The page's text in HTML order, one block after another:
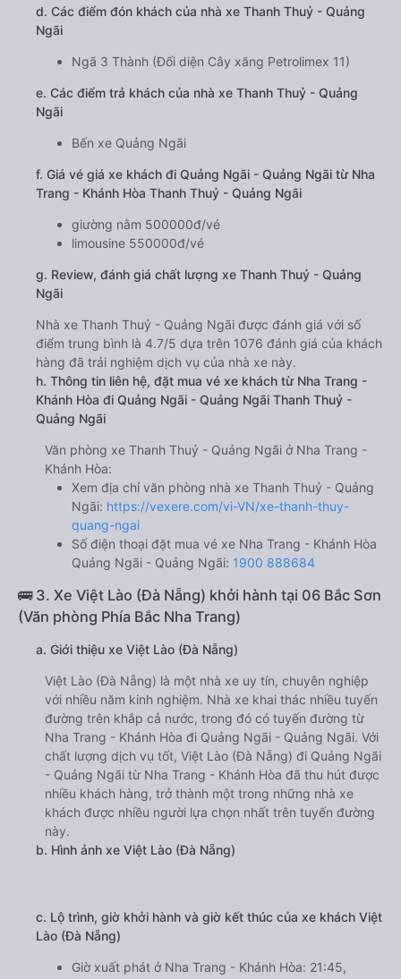
d. Các điểm đón khách của nhà xe Thanh Thuỷ - Quảng
Ngãi
Ngã 3 Thành (Đối diện Cây xăng Petrolimex 11)
e. Các điểm trả khách của nhà xe Thanh Thuỷ - Quảng
Ngãi
Bến xe Quảng Ngãi
f. Giá vé giá xe khách đi Quảng Ngãi - Quảng Ngãi từ Nha
Trang - Khánh Hòa Thanh Thuỷ - Quảng Ngãi
giường nằm 500000đ/vé
limousine 550000đ/vé
g. Review, đánh giá chất lượng xe Thanh Thuỷ - Quảng
Ngãi
Nhà xe Thanh Thuỷ - Quảng Ngãi được đánh giá với số
điểm trung bình là 4.7/5 dựa trên 1076 đánh giá của khách
hàng đã trải nghiệm dịch vụ của nhà xe này.
h. Thông tin liên hệ, đặt mua vé xe khách từ Nha Trang -
Khánh Hòa đi Quảng Ngãi - Quảng Ngãi Thanh Thuỷ -
Quảng Ngãi
Văn phòng xe Thanh Thuỷ - Quảng Ngãi ở Nha Trang -
Khánh Hòa:
Xem địa chỉ văn phòng nhà xe Thanh Thuỷ - Quảng
Ngãi: https://vexere.com/vi-VN/xe-thanh-thuy-
quang-ngai
Số điện thoại đặt mua vé xe Nha Trang - Khánh Hòa
Quảng Ngãi - Quảng Ngãi: 1900 888684
🚌 3. Xe Việt Lào (Đà Nẵng) khởi hành tại 06 Bắc Sơn
(Văn phòng Phía Bắc Nha Trang)
a. Giới thiệu xe Việt Lào (Đà Nẵng)
Việt Lào (Đà Nẵng) là một nhà xe uy tín, chuyên nghiệp
với nhiều năm kinh nghiệm. Nhà xe khai thác nhiều tuyến
đường trên khắp cả nước, trong đó có tuyến đường từ
Nha Trang - Khánh Hòa đi Quảng Ngãi - Quảng Ngãi. Với
chất lượng dịch vụ tốt, Việt Lào (Đà Nẵng) đi Quảng Ngãi
- Quảng Ngãi từ Nha Trang - Khánh Hòa đã thu hút được
nhiều khách hàng, trở thành một trong những nhà xe
khách được nhiều người lựa chọn nhất trên tuyến đường
này.
b. Hình ảnh xe Việt Lào (Đà Nẵng)
c. Lộ trình, giờ khởi hành và giờ kết thúc của xe khách Việt
Lào (Đà Nẵng)
Giờ xuất phát ở Nha Trang - Khánh Hòa: 21:45,